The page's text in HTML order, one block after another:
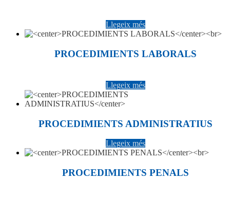
Llegeix més
PROCEDIMIENTS LABORALS
Llegeix més
PROCEDIMIENTS ADMINISTRATIUS
Llegeix més
PROCEDIMIENTS PENALS